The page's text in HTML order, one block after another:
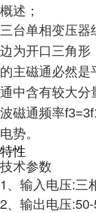
概述；
三台单相变压器
边为开口三角形
的主磁通必然是
通中含有较大
波磁通频率
电势。
特性
技术参数
1、输入电压:三
2、输出电压